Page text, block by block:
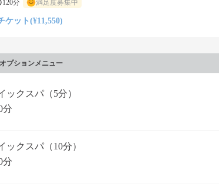
120分 満足度募集中
ケット(¥11,550)
プションメニュー
ックスパ（5分）
分
ックスパ（10分）
分